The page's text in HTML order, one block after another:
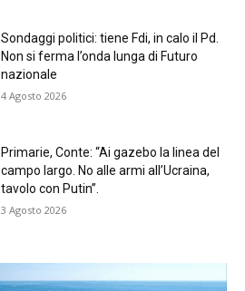
Sondaggi politici: tiene Fdi, in calo il Pd.
Non si ferma l’onda lunga di Futuro
nazionale
4 Agosto 2026
Primarie, Conte: “Ai gazebo la linea del
campo largo. No alle armi all’Ucraina,
tavolo con Putin”.
3 Agosto 2026